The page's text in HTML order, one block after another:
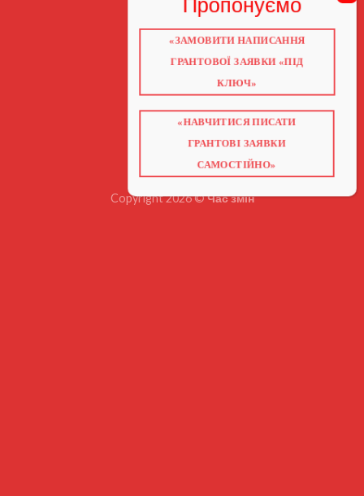
ГОЛОВНА
ГРАНТИ 2026
НАВЧАННЯ
КНИГИ
ВІДЕО ПРО ГРАНТИ
Copyright 2026 ©Час змін
«ЗАМОВИТИ НАПИСАННЯ
ГРАНТОВОЇ ЗАЯВКИ «ПІД
КЛЮЧ»
«НАВЧИТИСЯ ПИСАТИ
ГРАНТОВІ ЗАЯВКИ
САМОСТІЙНО»